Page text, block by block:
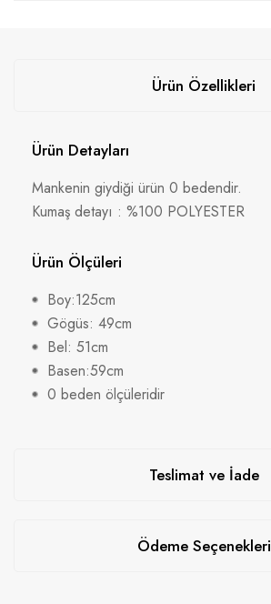
Ürün Özellikleri
Ürün Detayları
Mankenin giydiği ürün 0 bedendir.
Kumaş detayı : %100 POLYESTER
Ürün Ölçüleri
Boy:125cm
Gögüs: 49cm
Bel: 51cm
Basen:59cm
0 beden ölçüleridir
Teslimat ve İade
Ödeme Seçenekleri